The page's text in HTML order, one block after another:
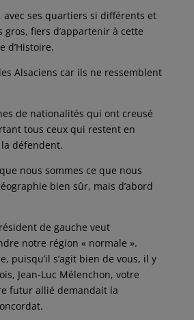
avec ses quartiers si différents et
fiers d’appartenir à cette
d’Histoire.
Alsaciens car ils ne ressemblent
de nationalités qui ont creusé
tous ceux qui restent en
la défendent.
nous sommes ce que nous
bien sûr, mais d’abord
de gauche veut
notre région « normale ».
puisqu’il s’agit bien de vous, il y
Jean-Luc Mélenchon, votre
futur allié demandait la